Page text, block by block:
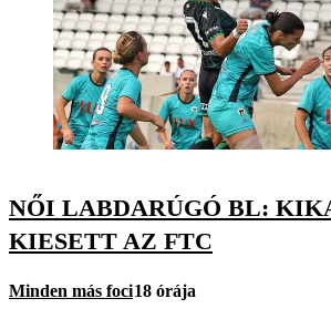
NŐI LABDARÚGÓ BL:
KIESETT AZ FTC
Minden más foci18 órája